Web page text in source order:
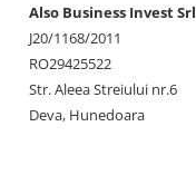
Also Business Invest Srl
J20/1168/2011
RO29425522
Str. Aleea Streiului nr.6
Deva, Hunedoara